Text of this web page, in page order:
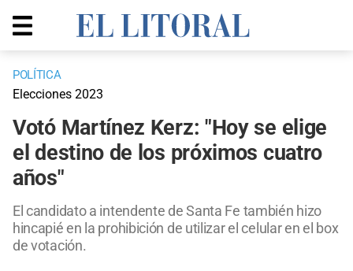
POLÍTICA
Elecciones 2023
Votó Martínez Kerz: "Hoy se elige
el destino de los próximos cuatro
años"
El candidato a intendente de Santa Fe también hizo
hincapié en la prohibición de utilizar el celular en el box
de votación.